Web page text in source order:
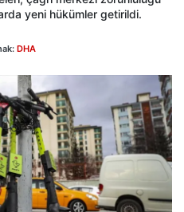
yeni hükümler getirildi.
DHA